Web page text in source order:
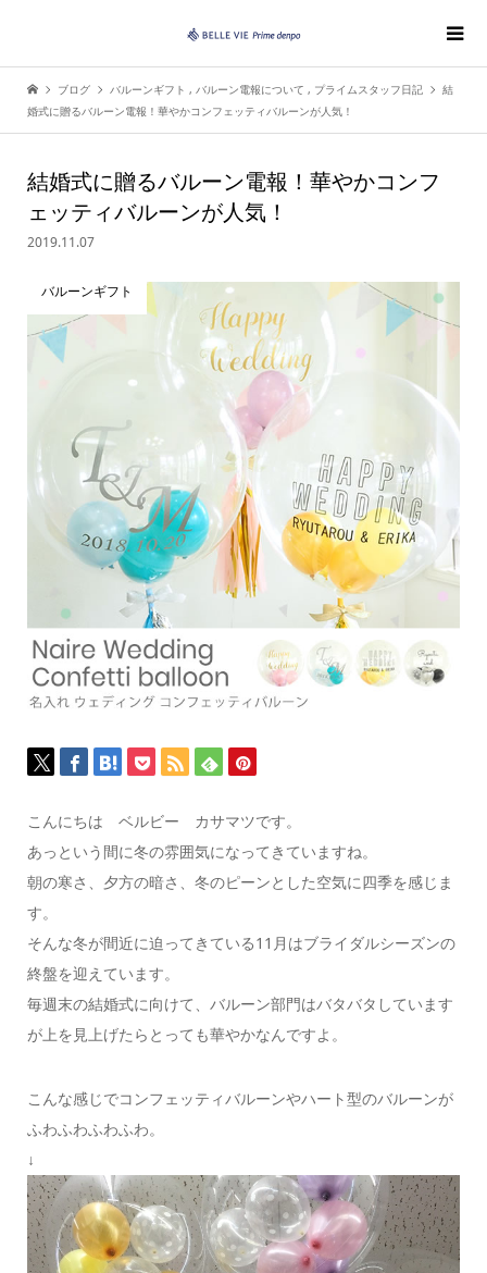
ブログ バルーンギフト , バルーン電報について , プライムスタッフ日記
結
婚式に贈るバルーン電報！華やかコンフェッティバルーンが人気！
結婚式に贈るバルーン電報！華やかコンフ
ェッティバルーンが人気！
2019.11.07
バルーンギフト
こんにちは ベルビー カサマツです。
あっという間に冬の雰囲気になってきていますね。
朝の寒さ、夕方の暗さ、冬のピーンとした空気に四季を感じま
す。
そんな冬が間近に迫ってきている11月はブライダルシーズンの
終盤を迎えています。
毎週末の結婚式に向けて、バルーン部門はバタバタしています
が上を見上げたらとっても華やかなんですよ。
こんな感じでコンフェッティバルーンやハート型のバルーンが
ふわふわふわふわ。
↓